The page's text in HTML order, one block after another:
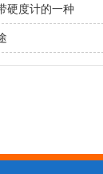
硬度计的一种